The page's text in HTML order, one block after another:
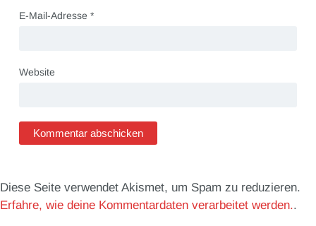
E-Mail-Adresse *
Website
Diese Seite verwendet Akismet, um Spam zu reduzieren.
Erfahre, wie deine Kommentardaten verarbeitet werden..